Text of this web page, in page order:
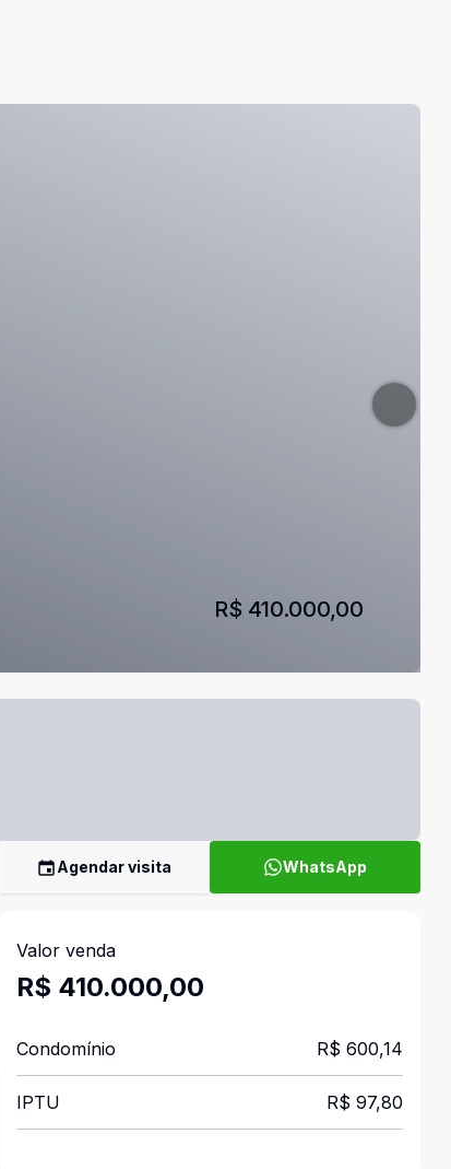
R$ 410.000,00
Agendar visita WhatsApp
Valor venda
R$ 410.000,00
Condomínio R$ 600,14
IPTU R$ 97,80